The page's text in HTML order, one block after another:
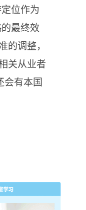
位作为
最终效
调整，
关从业者
会有本国